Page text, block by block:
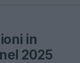
in
2025